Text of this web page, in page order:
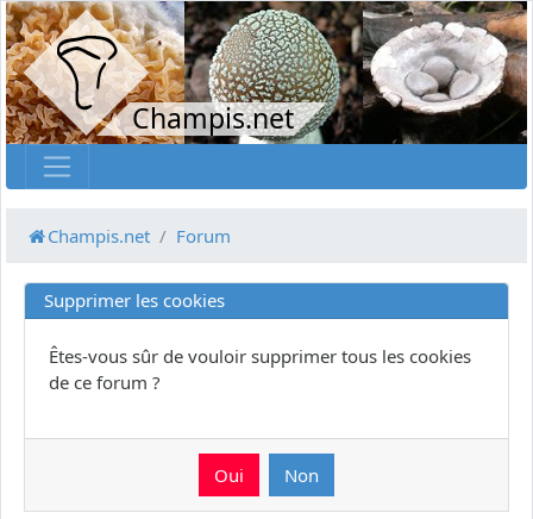
Champis.net
Champis.net Forum
Supprimer les cookies
Êtes-vous sûr de vouloir supprimer tous les cookies
de ce forum ?